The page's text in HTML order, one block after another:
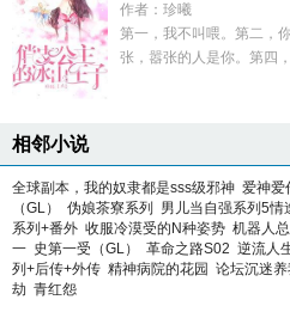
作者：珍曦
第一，我不叫喂。第二，
张，嚣张的人是你。第四
相邻小说
全球副本，我的奴隶都是sss级邪神 爱神爱
（GL）
伪娘茶寮系列 男儿当自强系列5情
系列+番外 收服冷漠受的N种姿势 机器人
一 史第一受（GL） 革命之路S02 逆流人
列+后传+外传 精神病院的花园 论坛沉迷
劫 青红怨